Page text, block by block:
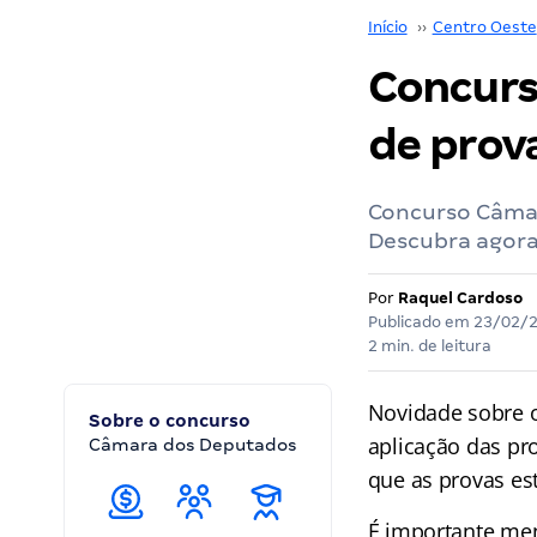
Início ›› Centro Oeste
de
Concurso
Descubra
Por Raquel Cardoso
Publicado em 23/02/
2 min. de leitura
Sobre o concurso
Câmara dos Deputados
Novidade sobre
aplicação das
que as provas
É importante